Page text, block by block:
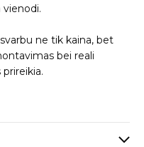
vienodi.
ne tik kaina, bet
bei reali
prireikia.